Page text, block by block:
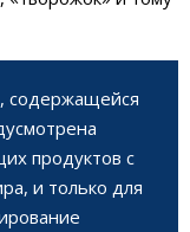
содержащейся
продуктов с
и только для